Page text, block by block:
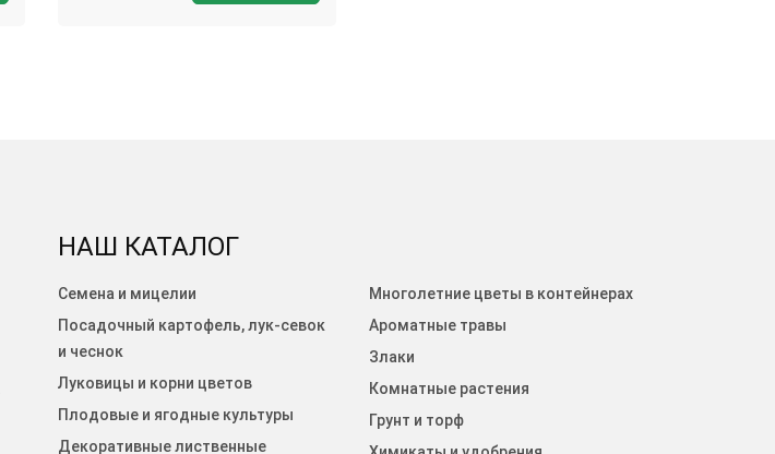
НАШ КАТАЛОГ
Семена и мицелии
Посадочный картофель, лук-севок
и чеснок
Луковицы и корни цветов
Плодовые и ягодные культуры
Декоративные лиственные
Многолетние цветы в контейнерах
Ароматные травы
Злаки
Комнатные растения
Грунт и торф